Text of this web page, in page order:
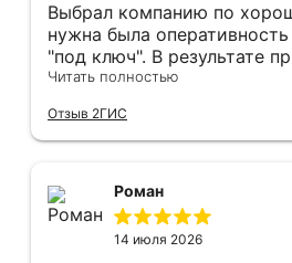
Выбрал компанию по
нужна была
"под ключ". В результате
часа потратить на уборку
"утилизация старой двери"
уборка выломанного
После предъявления
получил только
монтажника, никаких
Читать полностью
Отзыв 2ГИС
Роман
14 июля 2026